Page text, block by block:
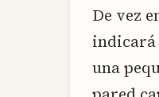
De vez
indicará
una